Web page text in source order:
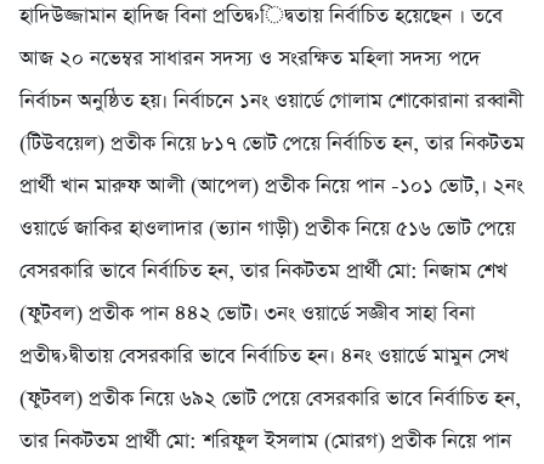
হাদিউজ্জামান হাদিজ বিনা প্রতিদ্ব›িদ্বতায় নির্বাচিত হয়েছেন । তবে
আজ ২০ নভেম্বর সাধারন সদস্য ও সংরক্ষিত মহিলা সদস্য পদে
নির্বাচন অনুষ্ঠিত হয়। নির্বাচনে ১নং ওয়ার্ডে গোলাম শোকোরানা রব্বানী
(টিউবয়েল) প্রতীক নিয়ে ৮১৭ ভোট পেয়ে নির্বাচিত হন, তার নিকটতম
প্রার্থী খান মারুফ আলী (আপেল) প্রতীক নিয়ে পান -১০১ ভোট,। ২নং
ওয়ার্ডে জাকির হাওলাদার (ভ্যান গাড়ী) প্রতীক নিয়ে ৫১৬ ভোট পেয়ে
বেসরকারি ভাবে নির্বাচিত হন, তার নিকটতম প্রার্থী মো: নিজাম শেখ
(ফুটবল) প্রতীক পান ৪৪২ ভোট। ৩নং ওয়ার্ডে সজ্ঞীব সাহা বিনা
প্রতীদ্ব›দ্বীতায় বেসরকারি ভাবে নির্বাচিত হন। ৪নং ওয়ার্ডে মামুন সেখ
(ফুটবল) প্রতীক নিয়ে ৬৯২ ভোট পেয়ে বেসরকারি ভাবে নির্বাচিত হন,
তার নিকটতম প্রার্থী মো: শরিফুল ইসলাম (মোরগ) প্রতীক নিয়ে পান